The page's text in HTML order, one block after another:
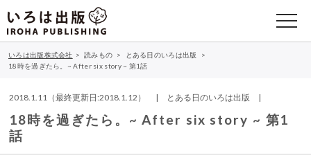
いろは出版株式会社 > 読みもの > とある日のいろは出版
>
18時を過ぎたら。~ After six story ~ 第1話
2018.1.11（最終更新日:2018.1.12） | とある日のいろは出版 |
18時を過ぎたら。~ After six story ~ 第1
話